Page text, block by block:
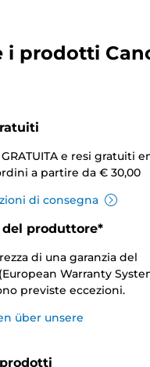
i prodotti
e resi gratuiti
a partire da € 30,00
di consegna
del produttore*
di una garanzia del
Warranty
previste eccezioni.
über unsere